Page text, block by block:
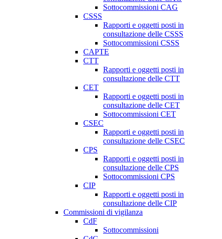
Sottocommissioni CAG
CSSS
Rapporti e oggetti posti in
consultazione delle CSSS
Sottocommissioni CSSS
CAPTE
CTT
Rapporti e oggetti posti in
consultazione delle CTT
CET
Rapporti e oggetti posti in
consultazione delle CET
Sottocommissioni CET
CSEC
Rapporti e oggetti posti in
consultazione delle CSEC
CPS
Rapporti e oggetti posti in
consultazione delle CPS
Sottocommissioni CPS
CIP
Rapporti e oggetti posti in
consultazione delle CIP
Commissioni di vigilanza
CdF
Sottocommissioni